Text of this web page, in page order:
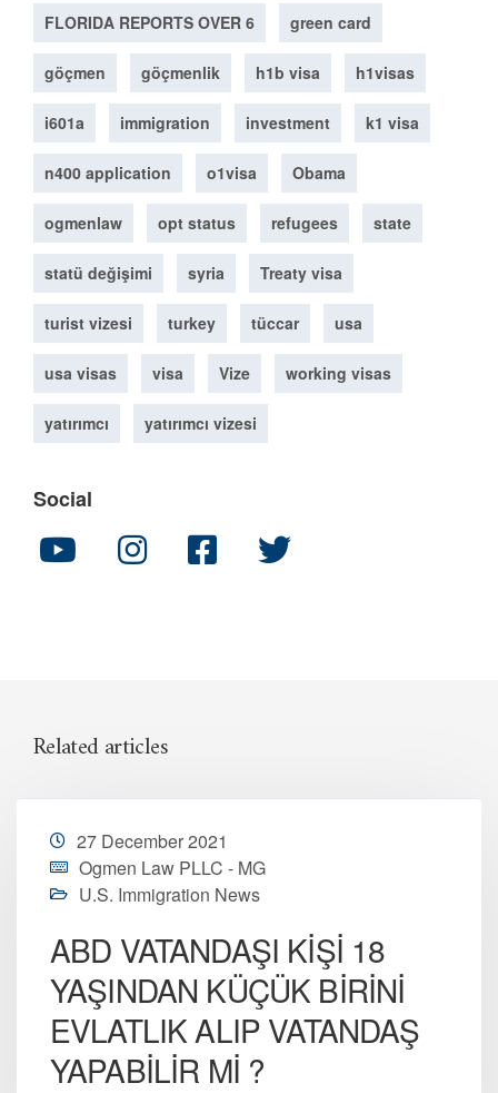
FLORIDA REPORTS OVER 6 green card
göçmen göçmenlik h1b visa h1visas
i601a immigration investment k1 visa
n400 application o1visa Obama
ogmenlaw opt status refugees state
statü değişimi syria Treaty visa
turist vizesi turkey tüccar usa
usa visas visa Vize working visas
yatırımcı yatırımcı vizesi
Social
Related articles
27 December 2021
Ogmen Law PLLC - MG
U.S. Immigration News
ABD VATANDAŞI KİŞİ 18
YAŞINDAN KÜÇÜK BİRİNİ
EVLATLIK ALIP VATANDAŞ
YAPABİLİR Mİ ?